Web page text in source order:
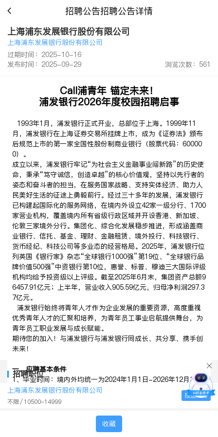
招聘公告招聘公告详情
上海浦东发展银行股份有限公司
上海浦东发展银行股份有限公司
过期时间：2025-10-16
发布时间：2025-09-29
浏览次数：561
Call浦青年 锚定未来！
浦发银行2026年度校园招聘启事
1993年1月，浦发银行正式开业，总部位于上海。1999年11
月，浦发银行在上海证券交易所挂牌上市，成为《证券法》颁布
后规范上市的第一家全国性股份制商业银行（股票代码：60000
0）。
成立以来，浦发银行牢记“为社会主义金融事业闯新路”的历史使
命，秉承“笃守诚信，创造卓越”的核心价值观，坚持以先行者的
姿态和奋斗者的担当，在服务国家战略、支持实体经济、助力人
民美好生活的征途上勇毅前行。经过三十多年的发展，浦发银行
已构建起国际化的服务网络，在境内外设立42家一级分行、1700
家营业机构，覆盖境内所有省级行政区域并开设香港、新加坡、
伦敦三家境外分行。集团化、综合化发展稳步推进，形成涵盖商
业银行、信托、基金、理财、金融租赁、境外投行、科技银行、
货币经纪、科技公司等多业态的经营格局。2025年，浦发银行位
列英国《银行家》杂志“全球银行1000强”第19位、“全球银行品
牌价值500强”中资银行第10位，惠誉、标普、穆迪三大国际评级
机构均给予投资级以上评级。截至2025年6月末，集团资产总额9
6457.91亿元；上半年，营业收入905.59亿元，归母净利润297.3
7亿元。
浦发银行始终将青年人才作为企业发展的重要资源，高度重视
优秀青年人才的汇聚和培养，为青年员工事业启航提供舞台，为
青年员工职业发展与成长赋能。
期待您的加入！与浦发银行与浦发银行同成长、共分享、携手创
未来！
一、应聘基本条件
1、毕业时间：境内外均统一为2024年1月1日-2026年12月31
日。
2、本科及以上学历。
技等专业背景及多学科复合型教育背景学生优先。
4、符合浦发银行亲属回避制度要求。
招聘职位
上海浦东发展银行股份有限公司
不限 10500-14999
投递简历
收藏